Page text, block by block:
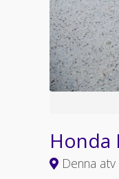
Honda
Denna atv